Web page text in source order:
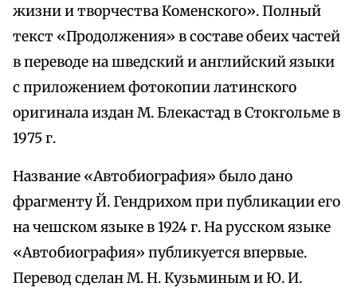
жизни и творчества Коменского». Полный
текст «Продолжения» в составе обеих частей
в переводе на шведский и английский языки
с приложением фотокопии латинского
оригинала издан М. Блекастад в Стокгольме в
1975 г.
Название «Автобиография» было дано
фрагменту Й. Гендрихом при публикации его
на чешском языке в 1924 г. На русском языке
«Автобиография» публикуется впервые.
Перевод сделан М. Н. Кузьминым и Ю. И.